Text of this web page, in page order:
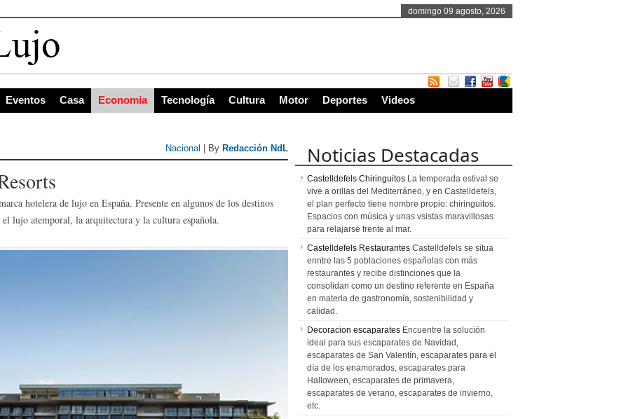
domingo 09 agosto, 2026
con
Eventos Casa Economia Tecnología Cultura Motor Deportes Videos
Nacional | By Redacción NdL
hotelera de lujo en España. Presente en algunos de los destinos
lujo atemporal, la arquitectura y la cultura española.
Noticias Destacadas
Castelldefels Chiringuitos La temporada estival se
vive a orillas del Mediterráneo, y en Castelldefels,
el plan perfecto tiene nombre propio: chiringuitos.
Espacios con música y unas vsistas maravillosas
para relajarse frente al mar.
Castelldefels Restaurantes Castelldefels se situa
enntre las 5 poblaciones españolas con más
restaurantes y recibe distinciones que la
consolidan como un destino referente en España
en materia de gastronomía, sostenibilidad y
calidad.
Decoracion escaparates Encuentre la solución
ideal para sus escaparates de Navidad,
escaparates de San Valentín, escaparates para el
día de los enamorados, escaparates para
Halloween, escaparates de primavera,
escaparates de verano, escaparates de invierno,
etc.